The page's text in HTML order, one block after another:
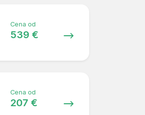
Cena od
539 €
Cena od
207 €